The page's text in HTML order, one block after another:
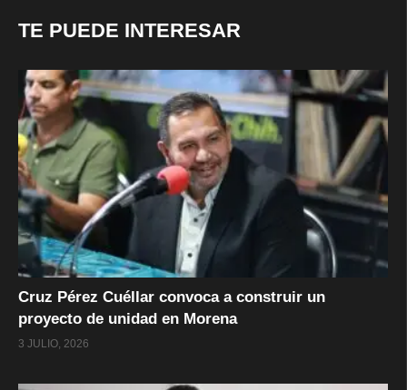
TE PUEDE INTERESAR
Cruz Pérez Cuéllar convoca a construir un
proyecto de unidad en Morena
3 JULIO, 2026